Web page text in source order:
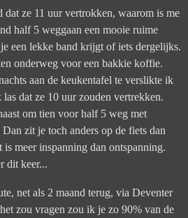
ze 11 uur vertrokken, waarom is me
half 5 weggaan een mooie ruime
een lekke band krijgt of iets dergelijks.
onderweg voor een bakkie koffie.
aan de keukentafel te verslikte ik
dat ze 10 uur zouden vertrekken.
om tien voor half 5 weg met
zit je toch anders op de fiets dan
meer inspanning dan ontspanning.
dit keer...
net als 2 maand terug, via Deventer
zou vragen zou ik je zo 90% van de